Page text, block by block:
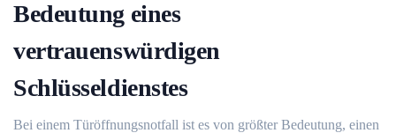
Bedeutung eines
vertrauenswürdigen
Schlüsseldienstes
Bei einem Türöffnungsnotfall ist es von größter Bedeutung, einen